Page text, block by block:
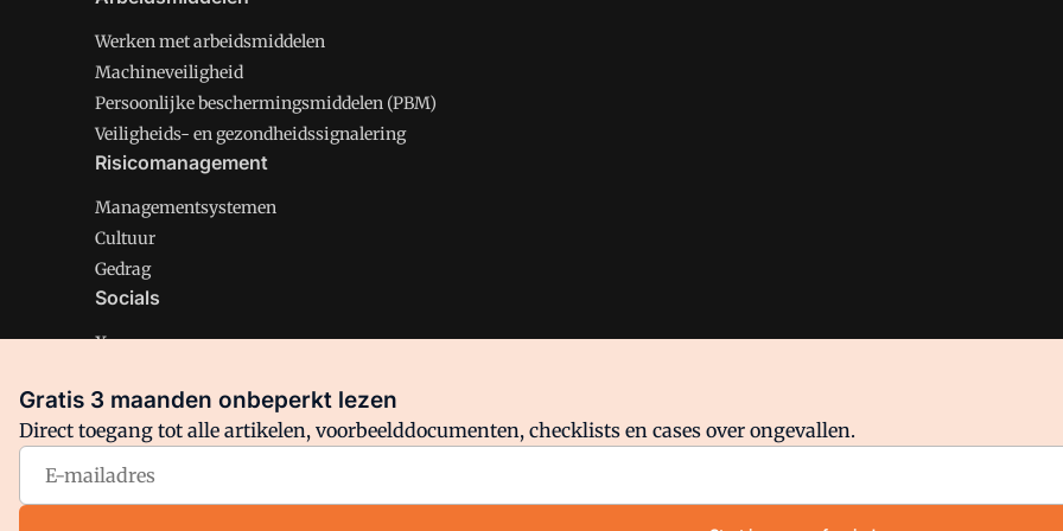
Werken met arbeidsmiddelen
Machineveiligheid
Persoonlijke beschermingsmiddelen (PBM)
Veiligheids- en gezondheidssignalering
Risicomanagement
Managementsystemen
Cultuur
Gedrag
Socials
X
Facebook
Arbo is onderdeel van VMN media. Lees inons manifestwaar VMN media voor staat. Op gebruik van deze site zijn de
Gratis 3 maanden onbeperkt lezen
Direct toegang tot alle artikelen, voorbeelddocumenten, checklists en cases over ongevallen.